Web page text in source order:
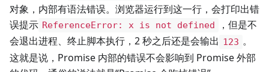
对象，内部有语法错误。浏览器运行到这一行，会打印出错
误提示 ReferenceError: x is not defined
，但是不
会退出进程、终止脚本执行，2 秒之后还是会输出 123 。
这就是说，Promise 内部的错误不会影响到 Promise 外部